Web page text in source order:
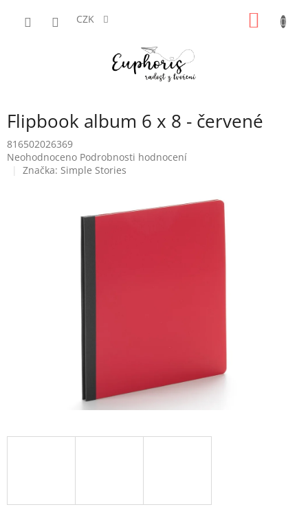
CZK
Flipbook album 6 x 8 - červené
816502026369
Průměrné
hodnocení
Neohodnoceno Podrobnosti hodnocení
Značka: Simple Stories